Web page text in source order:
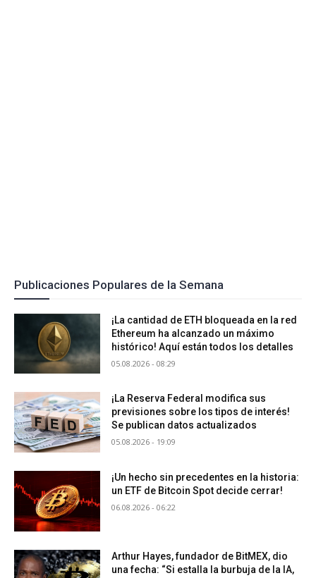
Publicaciones Populares de la Semana
¡La cantidad de ETH bloqueada en la red
Ethereum ha alcanzado un máximo
histórico! Aquí están todos los detalles
05.08.2026 - 08:29
¡La Reserva Federal modifica sus
previsiones sobre los tipos de interés!
Se publican datos actualizados
05.08.2026 - 19:09
¡Un hecho sin precedentes en la historia:
un ETF de Bitcoin Spot decide cerrar!
06.08.2026 - 06:22
Arthur Hayes, fundador de BitMEX, dio
una fecha: “Si estalla la burbuja de la IA,